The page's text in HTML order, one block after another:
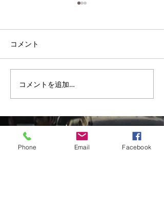
店内の気温が３７度！１３時
ごろから１７時ごろまで。毎
年のことですが私は全然大丈
夫です。しかしお客様が不快
ですよね。 叉焼を焼いている
暖ともにエアコンは全く効か
ないのです。...
コメント
コメントを追加…
神奈川県相模原市南区相南
umaisiomai@gmail.com
Phone Email Facebook